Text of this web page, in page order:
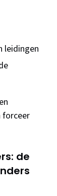
leidingen
forceer
de